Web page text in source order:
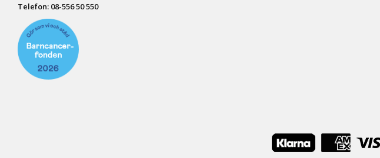
Telefon: 08-556 50 550